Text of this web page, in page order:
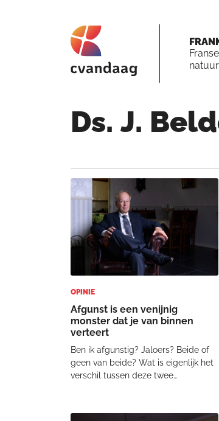
Ds. J.
OPINIE
Afgunst is een venijnig
monster dat je van binnen
verteert
Ben ik afgunstig? Jaloers? Beide of
geen van beide? Wat is eigenlijk het
verschil tussen deze twee
zeven hoofdzonden. Wordt de